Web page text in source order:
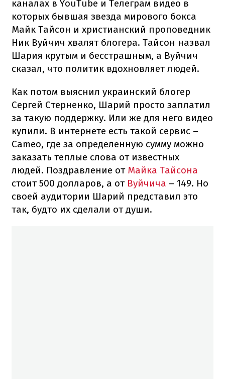
каналах в YouTube и Телеграм видео в
которых бывшая звезда мирового бокса
Майк Тайсон и христианский проповедник
Ник Вуйчич хвалят блогера. Тайсон назвал
Шария крутым и бесстрашным, а Вуйчич
сказал, что политик вдохновляет людей.
Как потом выяснил украинский блогер
Сергей Стерненко, Шарий просто заплатил
за такую поддержку. Или же для него видео
купили. В интернете есть такой сервис –
Cameo, где за определенную сумму можно
заказать теплые слова от известных
людей. Поздравление от Майка Тайсона
стоит 500 долларов, а от Вуйчича – 149. Но
своей аудитории Шарий представил это
так, будто их сделали от души.